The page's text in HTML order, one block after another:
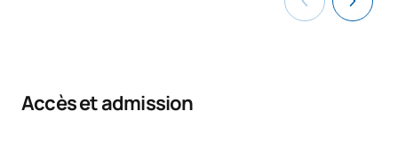
Accès et admission